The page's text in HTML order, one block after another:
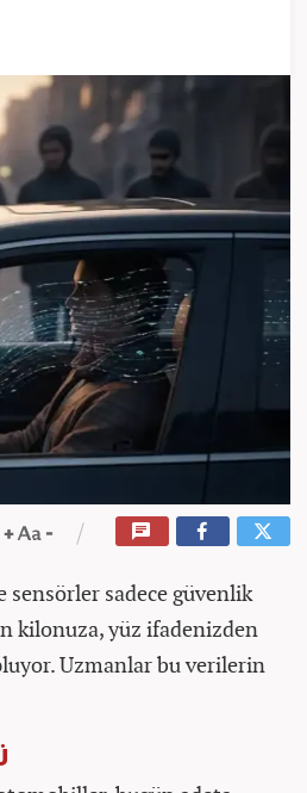
sensörler sadece güvenlik
kilonuza, yüz ifadenizden
Uzmanlar bu verilerin